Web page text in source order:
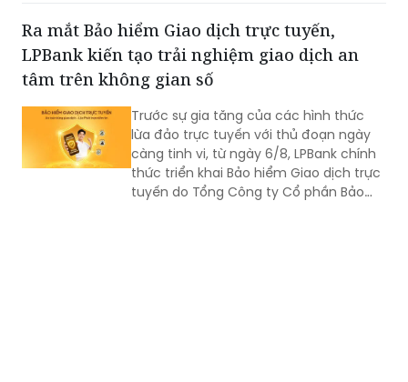
trường trong khu vực sở hữu hệ thống
đào tạo theo tiêu chuẩn Ford toàn cầu,
cùng với Thái Lan, Nam Phi, Úc và
Philippin.
Ra mắt Bảo hiểm Giao dịch trực tuyến,
LPBank kiến tạo trải nghiệm giao dịch an
tâm trên không gian số
Trước sự gia tăng của các hình thức
lừa đảo trực tuyến với thủ đoạn ngày